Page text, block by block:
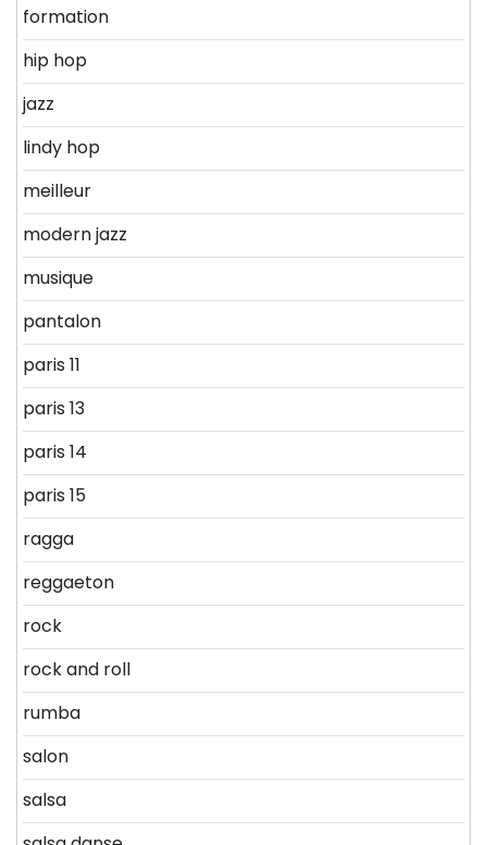
formation
hip hop
jazz
lindy hop
meilleur
modern jazz
musique
pantalon
paris 11
paris 13
paris 14
paris 15
ragga
reggaeton
rock
rock and roll
rumba
salon
salsa